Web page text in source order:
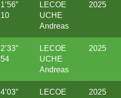
1’56”
10
LECOE
UCHE
Andreas
2025
2’33”
54
LECOE
UCHE
Andreas
2025
4’03”
LECOE
2025